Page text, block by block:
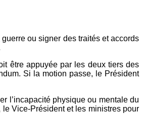
ou signer des traités et accords
être appuyée par les deux tiers des
Si la motion passe, le Président
l’incapacité physique ou mentale du
Vice-Président et les ministres pour